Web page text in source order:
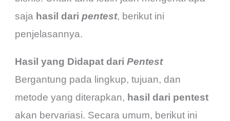
saja hasil daripentest, berikut ini
penjelasannya.
Hasil yang Didapat dariPentest
Bergantung pada lingkup, tujuan, dan
metode yang diterapkan, hasil dari pentest
akan bervariasi. Secara umum, berikut ini